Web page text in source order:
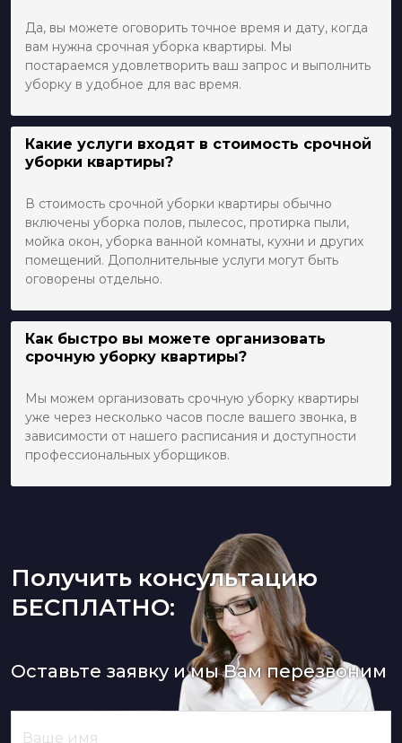
Да, вы можете оговорить точное время и дату, когда
вам нужна срочная уборка квартиры. Мы
постараемся удовлетворить ваш запрос и выполнить
уборку в удобное для вас время.
Какие услуги входят в стоимость срочной
уборки квартиры?
В стоимость срочной уборки квартиры обычно
включены уборка полов, пылесос, протирка пыли,
мойка окон, уборка ванной комнаты, кухни и других
помещений. Дополнительные услуги могут быть
оговорены отдельно.
Как быстро вы можете организовать
срочную уборку квартиры?
Мы можем организовать срочную уборку квартиры
уже через несколько часов после вашего звонка, в
зависимости от нашего расписания и доступности
профессиональных уборщиков.
Получить консультацию
БЕСПЛАТНО:
Оставьте заявку и мы Вам перезвоним